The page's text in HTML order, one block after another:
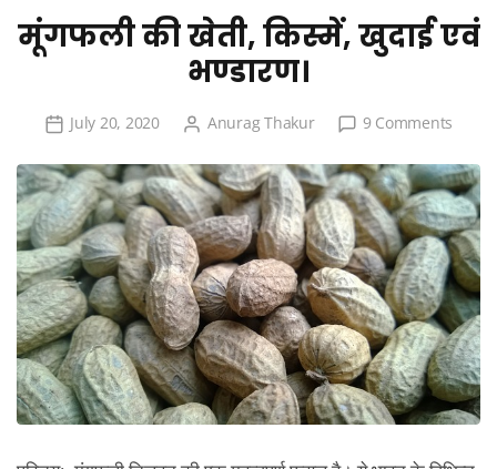
मूंगफली की खेती, किस्में, खुदाई एवं
भण्डारण।
July 20, 2020 Anurag Thakur 9 Comments
की
खेती,
किस्में,
खुदाई
एवं